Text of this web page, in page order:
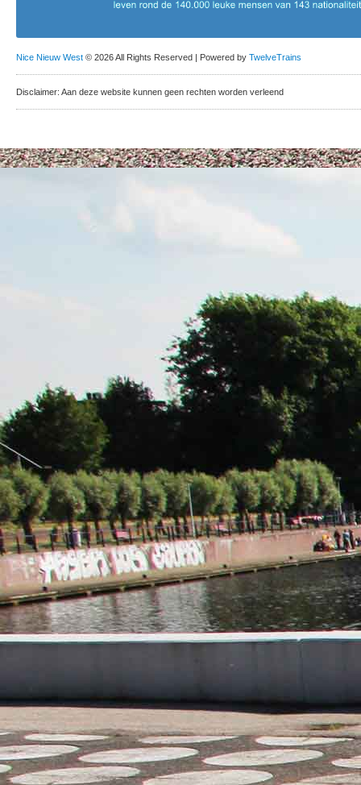
Nice Nieuw West © 2026 All Rights Reserved | Powered by TwelveTrains
Disclaimer: Aan deze website kunnen geen rechten worden verleend